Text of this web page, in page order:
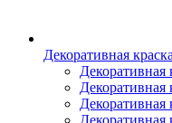
Декоративная краска
Декоративная
Декоративная
Декоративная